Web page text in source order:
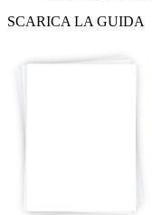
SCARICA LA GUIDA